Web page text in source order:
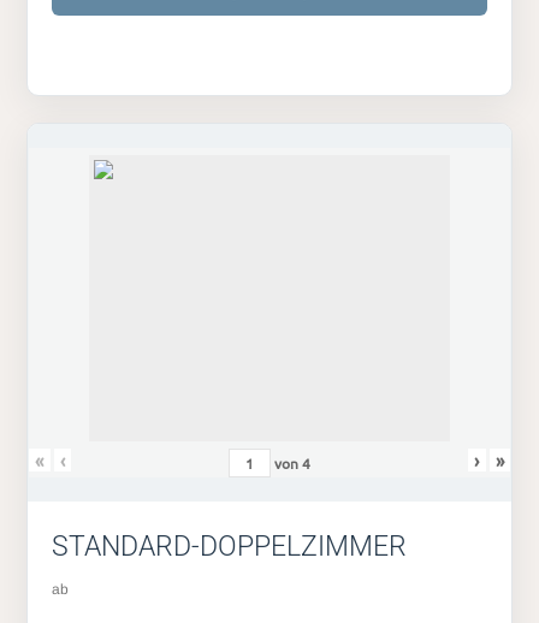
« ‹ von4 › »
STANDARD-DOPPELZIMMER
ab